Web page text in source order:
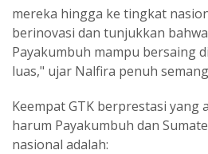
mereka hingga ke tingkat
berinovasi dan tunjukkan
Payakumbuh mampu bersaing
luas," ujar Nalfira penuh
Keempat GTK berprestasi yang
harum Payakumbuh dan
nasional adalah: